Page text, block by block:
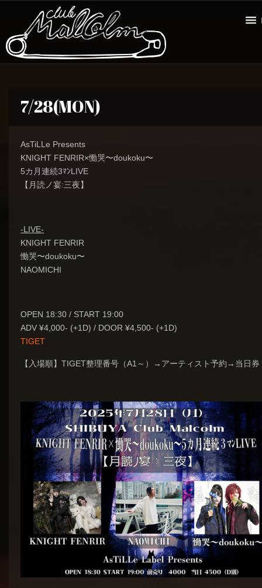
7/28(MON)
AsTiLLe Presents
KNIGHT FENRIR×慟哭〜doukoku〜
5カ月連続3ﾏﾝLIVE
【月読ノ宴:三夜】
-LIVE-
KNIGHT FENRIR
慟哭〜doukoku〜
NAOMICHI
OPEN 18:30 / START 19:00
ADV ¥4,000- (+1D) / DOOR ¥4,500- (+1D)
TIGET
【入場順】TIGET整理番号（A1～）→アーティスト予約→当日券